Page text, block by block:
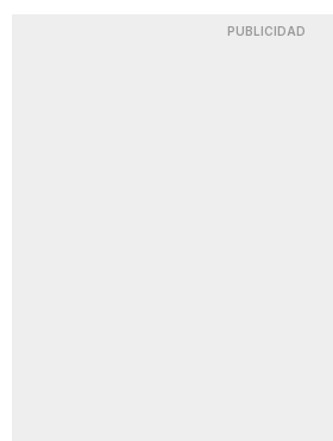
PUBLICIDAD